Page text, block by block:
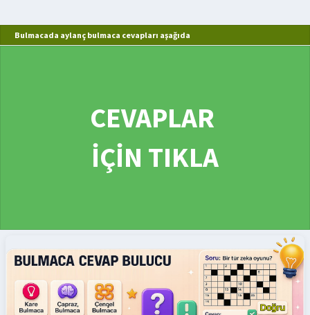
Bulmacada aylanç bulmaca cevapları aşağıda
CEVAPLAR
İÇİN TIKLA